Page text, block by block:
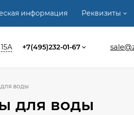
информация Реквизиты
+7(495)232-01-67
воды
для воды